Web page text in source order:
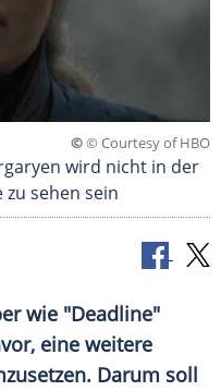
©© Courtesy of HBO
wird nicht in der
sehen sein
wie "Deadline"
eine weitere
Darum soll